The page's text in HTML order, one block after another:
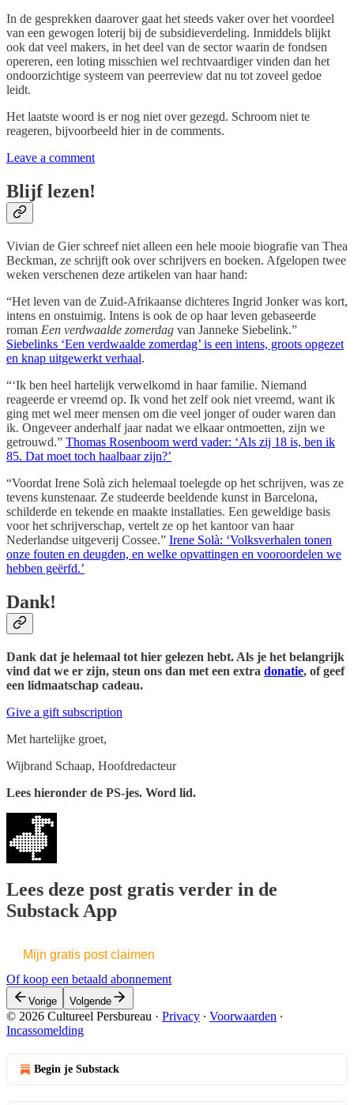
In de gesprekken daarover gaat het steeds vaker over het voordeel
van een gewogen loterij bij de subsidieverdeling. Inmiddels blijkt
ook dat veel makers, in het deel van de sector waarin de fondsen
opereren, een loting misschien wel rechtvaardiger vinden dan het
ondoorzichtige systeem van peerreview dat nu tot zoveel gedoe
leidt.
Het laatste woord is er nog niet over gezegd. Schroom niet te
reageren, bijvoorbeeld hier in de comments.
Leave a comment
Blijf lezen!
Vivian de Gier schreef niet alleen een hele mooie biografie van Thea
Beckman, ze schrijft ook over schrijvers en boeken. Afgelopen twee
weken verschenen deze artikelen van haar hand:
“Het leven van de Zuid-Afrikaanse dichteres Ingrid Jonker was kort,
intens en onstuimig. Intens is ook de op haar leven gebaseerde
roman Een verdwaalde zomerdag van Janneke Siebelink.”
Siebelinks ‘Een verdwaalde zomerdag’ is een intens, groots opgezet
en knap uitgewerkt verhaal.
“‘Ik ben heel hartelijk verwelkomd in haar familie. Niemand
reageerde er vreemd op. Ik vond het zelf ook niet vreemd, want ik
ging met wel meer mensen om die veel jonger of ouder waren dan
ik. Ongeveer anderhalf jaar nadat we elkaar ontmoetten, zijn we
getrouwd.” Thomas Rosenboom werd vader: ‘Als zij 18 is, ben ik
85. Dat moet toch haalbaar zijn?’
“Voordat Irene Solà zich helemaal toelegde op het schrijven, was ze
tevens kunstenaar. Ze studeerde beeldende kunst in Barcelona,
schilderde en tekende en maakte installaties. Een geweldige basis
voor het schrijverschap, vertelt ze op het kantoor van haar
Nederlandse uitgeverij Cossee.” Irene Solà: ‘Volksverhalen tonen
onze fouten en deugden, en welke opvattingen en vooroordelen we
hebben geërfd.’
Dank!
Dank dat je helemaal tot hier gelezen hebt. Als je het belangrijk
vind dat we er zijn, steun ons dan met een extra donatie, of geef
een lidmaatschap cadeau.
Give a gift subscription
Met hartelijke groet,
Wijbrand Schaap, Hoofdredacteur
Lees hieronder de PS-jes. Word lid.
Lees deze post gratis verder in de
Substack App
Mijn gratis post claimen
Of koop een betaald abonnement
Vorige Volgende
© 2026 Cultureel Persbureau · Privacy ∙ Voorwaarden ∙
Incassomelding
Begin je Substack